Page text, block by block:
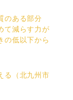
のある部分
て減らす力が
の低以下から
る（北九州市